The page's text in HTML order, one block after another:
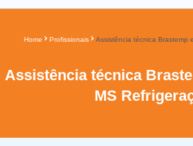
Home Profissionais Assistência técnica Brastemp
Assistência técnica
MS